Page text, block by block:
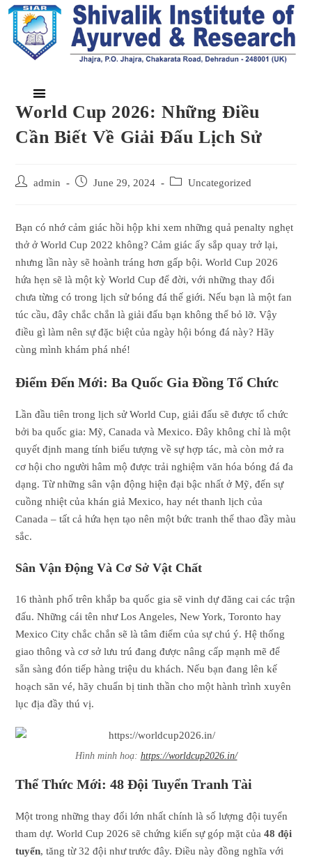
World Cup 2026: Những Điều
Cần Biết Về Giải Đấu Lịch Sử
admin June 29, 2024 Uncategorized
Bạn có nhớ cảm giác hồi hộp khi xem những quả penalty nghẹt
thở ở World Cup 2022 không? Cảm giác ấy sắp quay trở lại,
nhưng lần này sẽ hoành tráng hơn gấp bội. World Cup 2026
hứa hẹn sẽ là một kỳ World Cup để đời, với những thay đổi
chưa từng có trong lịch sử bóng đá thế giới. Nếu bạn là một fan
túc cầu, đây chắc chắn là giải đấu bạn không thể bỏ lỡ. Vậy
điều gì làm nên sự đặc biệt của ngày hội bóng đá này? Hãy
cùng mình khám phá nhé!
Điểm Đến Mới: Ba Quốc Gia Đồng Tổ Chức
Lần đầu tiên trong lịch sử World Cup, giải đấu sẽ được tổ chức
bởi ba quốc gia: Mỹ, Canada và Mexico. Đây không chỉ là một
quyết định mang tính biểu tượng về sự hợp tác, mà còn mở ra
cơ hội cho người hâm mộ được trải nghiệm văn hóa bóng đá đa
dạng. Từ những sân vận động hiện đại bậc nhất ở Mỹ, đến sự
cuồng nhiệt của khán giả Mexico, hay nét thanh lịch của
Canada – tất cả hứa hẹn tạo nên một bức tranh thể thao đầy màu
sắc.
Sân Vận Động Và Cơ Sở Vật Chất
16 thành phố trên khắp ba quốc gia sẽ vinh dự đăng cai các trận
đấu. Những cái tên như Los Angeles, New York, Toronto hay
Mexico City chắc chắn sẽ là tâm điểm của sự chú ý. Hệ thống
giao thông và cơ sở lưu trú đang được nâng cấp mạnh mẽ để
sẵn sàng đón tiếp hàng triệu du khách. Nếu bạn đang lên kế
hoạch săn vé, hãy chuẩn bị tinh thần cho một hành trình xuyên
lục địa đầy thú vị.
Hình minh hoạ: https://worldcup2026.in/
Thể Thức Mới: 48 Đội Tuyển Tranh Tài
Một trong những thay đổi lớn nhất chính là số lượng đội tuyển
tham dự. World Cup 2026 sẽ chứng kiến sự góp mặt của48 đội
tuyển, tăng từ 32 đội như trước đây. Điều này đồng nghĩa với